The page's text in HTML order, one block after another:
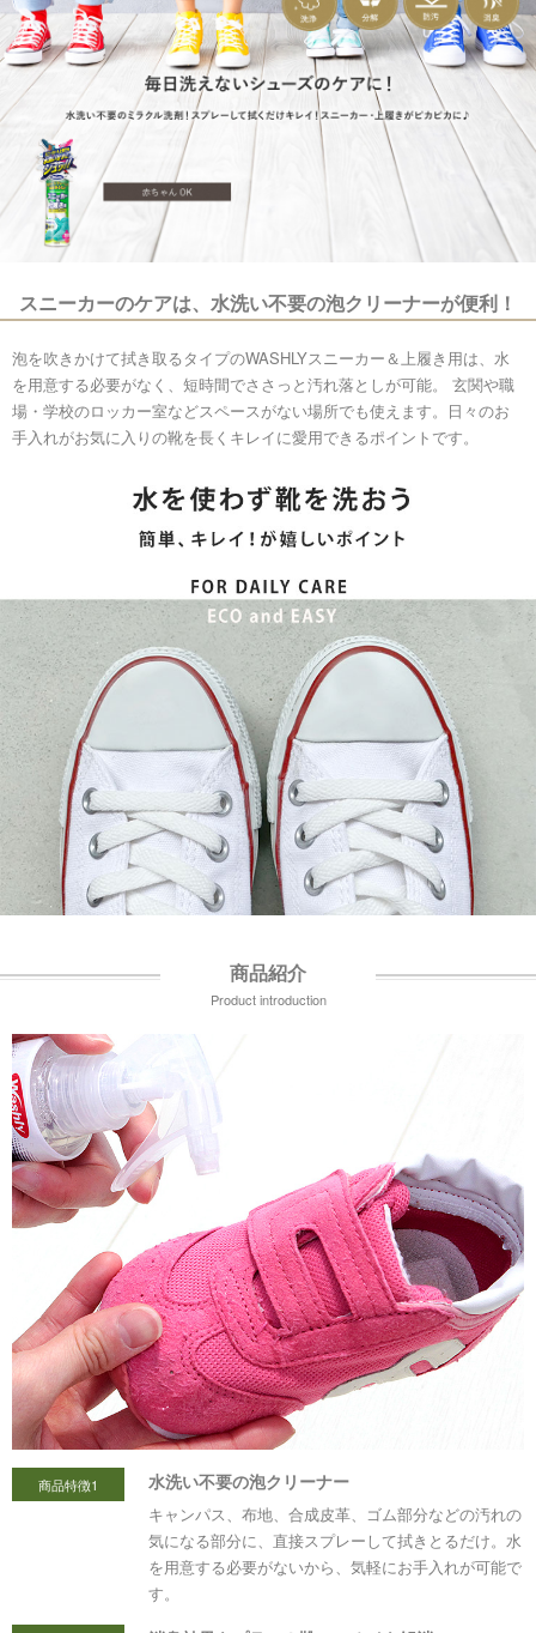
スニーカーのケアは、水洗い不要の泡クリーナーが便利！
泡を吹きかけて拭き取るタイプのWASHLYスニーカー＆上履き用は、水
を用意する必要がなく、短時間でささっと汚れ落としが可能。 玄関や職
場・学校のロッカー室などスペースがない場所でも使えます。日々のお
手入れがお気に入りの靴を長くキレイに愛用できるポイントです。
商品紹介
Product introduction
商品特徴1 水洗い不要の泡クリーナー
キャンパス、布地、合成皮革、ゴム部分などの汚れの
気になる部分に、直接スプレーして拭きとるだけ。水
を用意する必要がないから、気軽にお手入れが可能で
す。